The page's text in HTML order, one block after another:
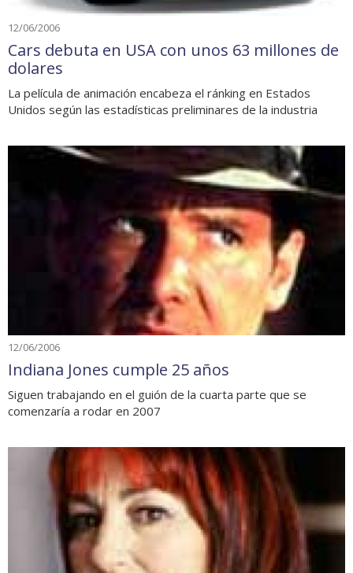
12/06/2006
Cars debuta en USA con unos 63 millones de
dolares
La película de animación encabeza el ránking en Estados
Unidos según las estadísticas preliminares de la industria
12/06/2006
Indiana Jones cumple 25 años
Siguen trabajando en el guión de la cuarta parte que se
comenzaría a rodar en 2007